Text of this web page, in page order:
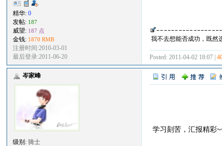
精华:0
发帖: 187
威望: 187 点
金钱: 1870 RMB
注册时间:2010-03-01
最后登录:2011-06-20
我不去想能否成功，既然
Posted: 2011-04-02 18:07 |
岑家峰
级别:骑士
学习刻苦，汇报精彩